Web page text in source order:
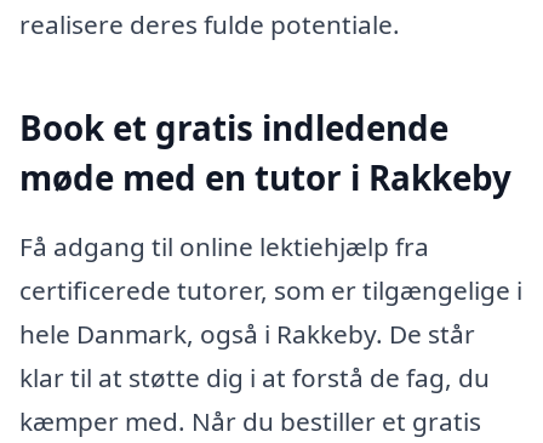
realisere deres fulde potentiale.
Book et gratis indledende
møde med en tutor i Rakkeby
Få adgang til online lektiehjælp fra
certificerede tutorer, som er tilgængelige i
hele Danmark, også i Rakkeby. De står
klar til at støtte dig i at forstå de fag, du
kæmper med. Når du bestiller et gratis